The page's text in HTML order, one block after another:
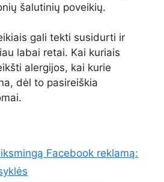
šalutinių poveikių.
gali tekti susidurti ir
labai retai. Kai kuriais
alergijos, kai kurie
dėl to pasireiškia
Facebook reklamą: